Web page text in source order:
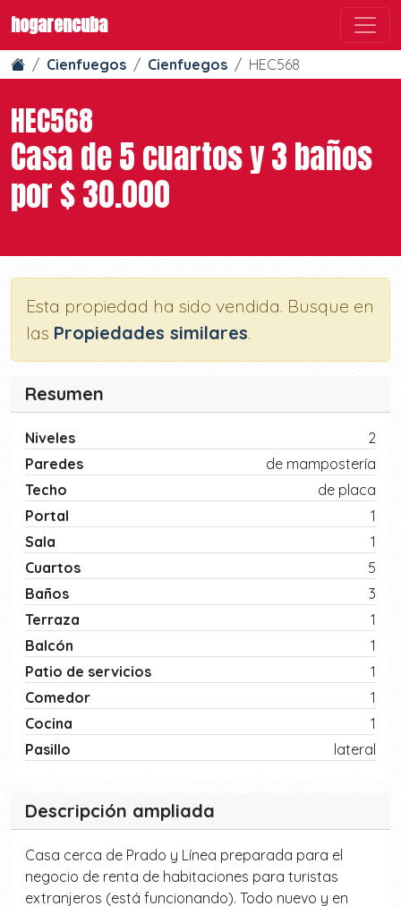
hogarencuba
Cienfuegos Cienfuegos HEC568
HEC568
Casa de 5 cuartos y 3 baños
por $ 30.000
Esta propiedad ha sido vendida. Busque en
las Propiedades similares.
Resumen
Niveles
2
Paredes
de mampostería
Techo
de placa
Portal
1
Sala
1
Cuartos
5
Baños
3
Terraza
1
Balcón
1
Patio de servicios
1
Comedor
1
Cocina
1
Pasillo
lateral
Descripción ampliada
Casa cerca de Prado y Línea preparada para el
negocio de renta de habitaciones para turistas
extranjeros (está funcionando). Todo nuevo y en